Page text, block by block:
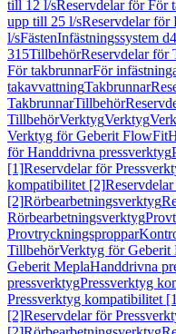
till 12 l/sReservdelar för För
upp till 25 l/sReservdelar för
l/sFästenInfästningssystem
315TillbehörReservdelar för
För takbrunnarFör
takavvattningTakbrunnar
TakbrunnarTillbehör
TillbehörVerktygVerktyg
Verktyg för Geberit FlowFit
för Handdrivna pressverktyg
[1]Reservdelar för
kompatibilitet [2]
[2]Rörbearbetningsverktyg
Rörbearbetningsverktyg
Provtryckningsproppar
TillbehörVerktyg för Geberit
Geberit MeplaHanddrivna
pressverktygPressverktyg
Pressverktyg kompatibilitet
[2]Reservdelar för